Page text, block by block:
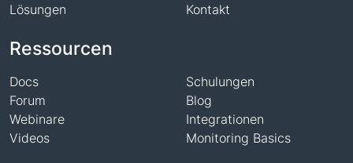
Lösungen
Ressourcen
Docs
Forum
Webinare
Videos
Schulungen
Blog
Integrationen
Monitoring Basics
Kontakt